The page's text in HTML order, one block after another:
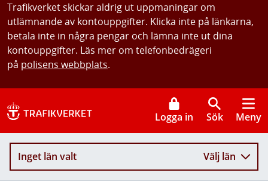
Trafikverket skickar aldrig ut uppmaningar om
utlämnande av kontouppgifter. Klicka inte på länkarna,
betala inte in några pengar och lämna inte ut dina
kontouppgifter. Läs mer om telefonbedrägeri
på polisens webbplats.
Logga in Sök Meny
Inget län valt Välj län